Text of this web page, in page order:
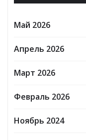
Май 2026
Апрель 2026
Март 2026
Февраль 2026
Ноябрь 2024